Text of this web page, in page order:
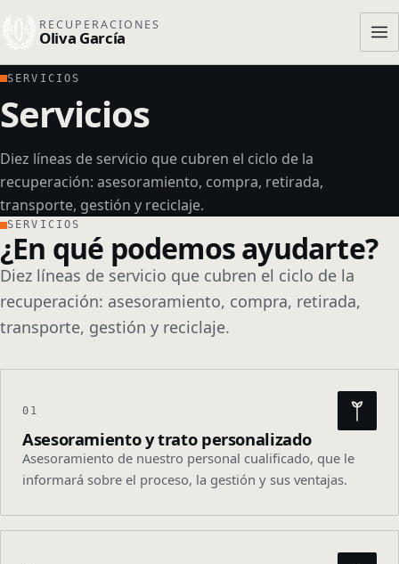
RECUPERACIONES
Oliva García
Inicio
Nosotros
Productos →
Servicios →
Contacto
Tel +34 955 631 582
Email recuperaciones@olivagarcia.com
SERVICIOS
Servicios
Diez líneas de servicio que cubren el ciclo de la
recuperación: asesoramiento, compra, retirada,
transporte, gestión y reciclaje.
SERVICIOS
¿En qué podemos ayudarte?
Diez líneas de servicio que cubren el ciclo de la
recuperación: asesoramiento, compra, retirada,
transporte, gestión y reciclaje.
01
Asesoramiento y trato personalizado
Asesoramiento de nuestro personal cualificado, que le
informará sobre el proceso, la gestión y sus ventajas.